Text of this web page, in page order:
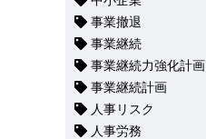
事業撤退
事業継続
事業継続力強化計画
事業継続計画
人事リスク
人事労務